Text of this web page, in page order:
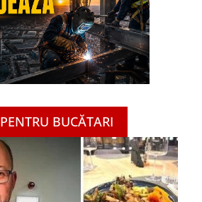
BUCĂTARI